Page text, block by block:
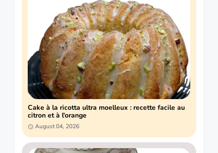
Cake à la ricotta ultra moelleux : recette facile au
citron et à l'orange
August 04, 2026